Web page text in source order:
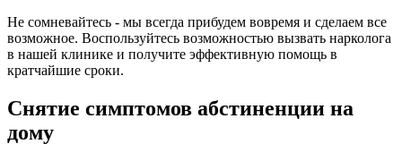
Не сомневайтесь - мы всегда прибудем вовремя и сделаем все
возможное. Воспользуйтесь возможностью вызвать нарколога
в нашей клинике и получите эффективную помощь в
кратчайшие сроки.
Снятие симптомов абстиненции на
дому